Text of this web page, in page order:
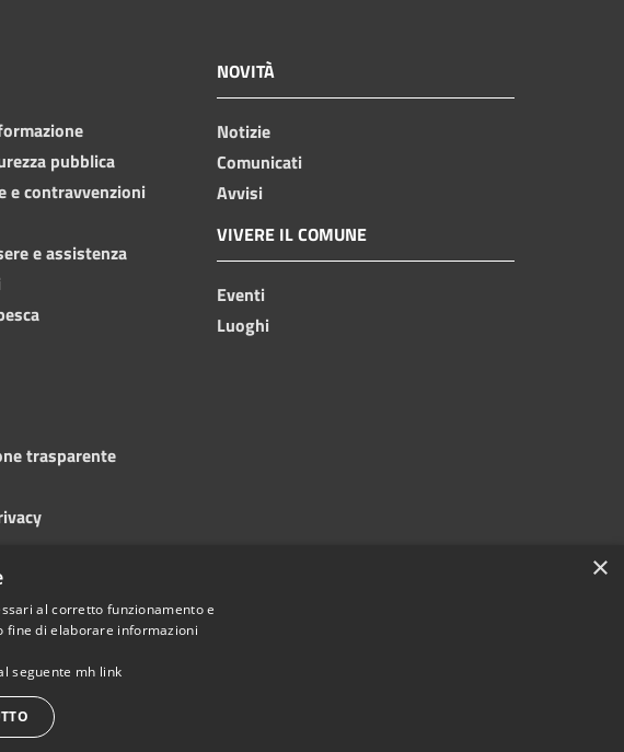
pubblica
e contravvenzioni
e assistenza
NOVITÀ
Notizie
Comunicati
Avvisi
VIVERE IL COMUNE
Eventi
Luoghi
trasparente
accessibilità
×
al corretto funzionamento e
fine di elaborare informazioni
seguente mh link